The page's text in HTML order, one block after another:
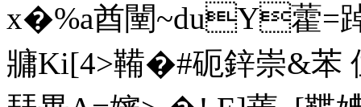
x�%a酋闉~duY藿=
牅Ki[4>鞴�#砈鋅崇&苯